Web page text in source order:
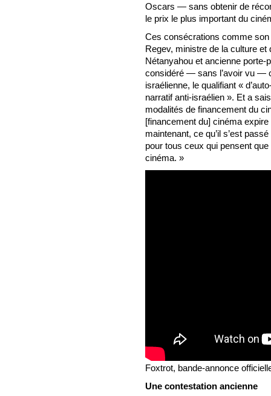
Oscars — sans obtenir de
le prix le plus important du
Ces consécrations comme son
Regev, ministre de la culture
Nétanyahou et ancienne porte-
considéré — sans l’avoir vu —
israélienne, le qualifiant «
narratif anti-israélien ». Et a
modalités de financement du
[financement du] cinéma
maintenant, ce qu’il s’est
pour tous ceux qui pensent
cinéma. »
Foxtrot, bande-annonce
Une contestation ancienne